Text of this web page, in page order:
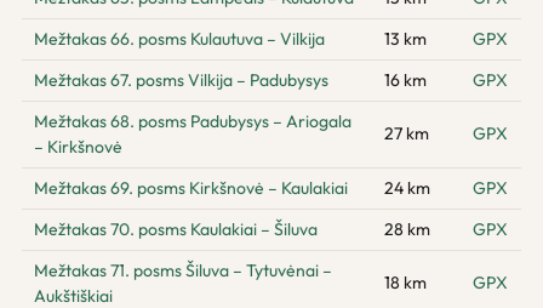
Mežtakas 66. posms Kulautuva – Vilkija
13 km
GPX
Mežtakas 67. posms Vilkija – Padubysys
16 km
GPX
Mežtakas 68. posms Padubysys – Ariogala
– Kirkšnovė
27 km GPX
Mežtakas 69. posms Kirkšnovė – Kaulakiai 24 km
GPX
Mežtakas 70. posms Kaulakiai – Šiluva
28 km
GPX
Mežtakas 71. posms Šiluva – Tytuvėnai –
Aukštiškiai
18 km GPX